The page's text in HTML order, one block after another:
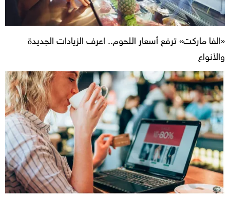
«الفا ماركت» ترفع أسعار اللحوم.. اعرف الزيادات الجديدة
والأنواع